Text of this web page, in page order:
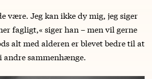
være. Jeg kan ikke dy mig, jeg siger
fagligt,« siger han – men vil gerne
alt med alderen er blevet bedre til at
andre sammenhænge.